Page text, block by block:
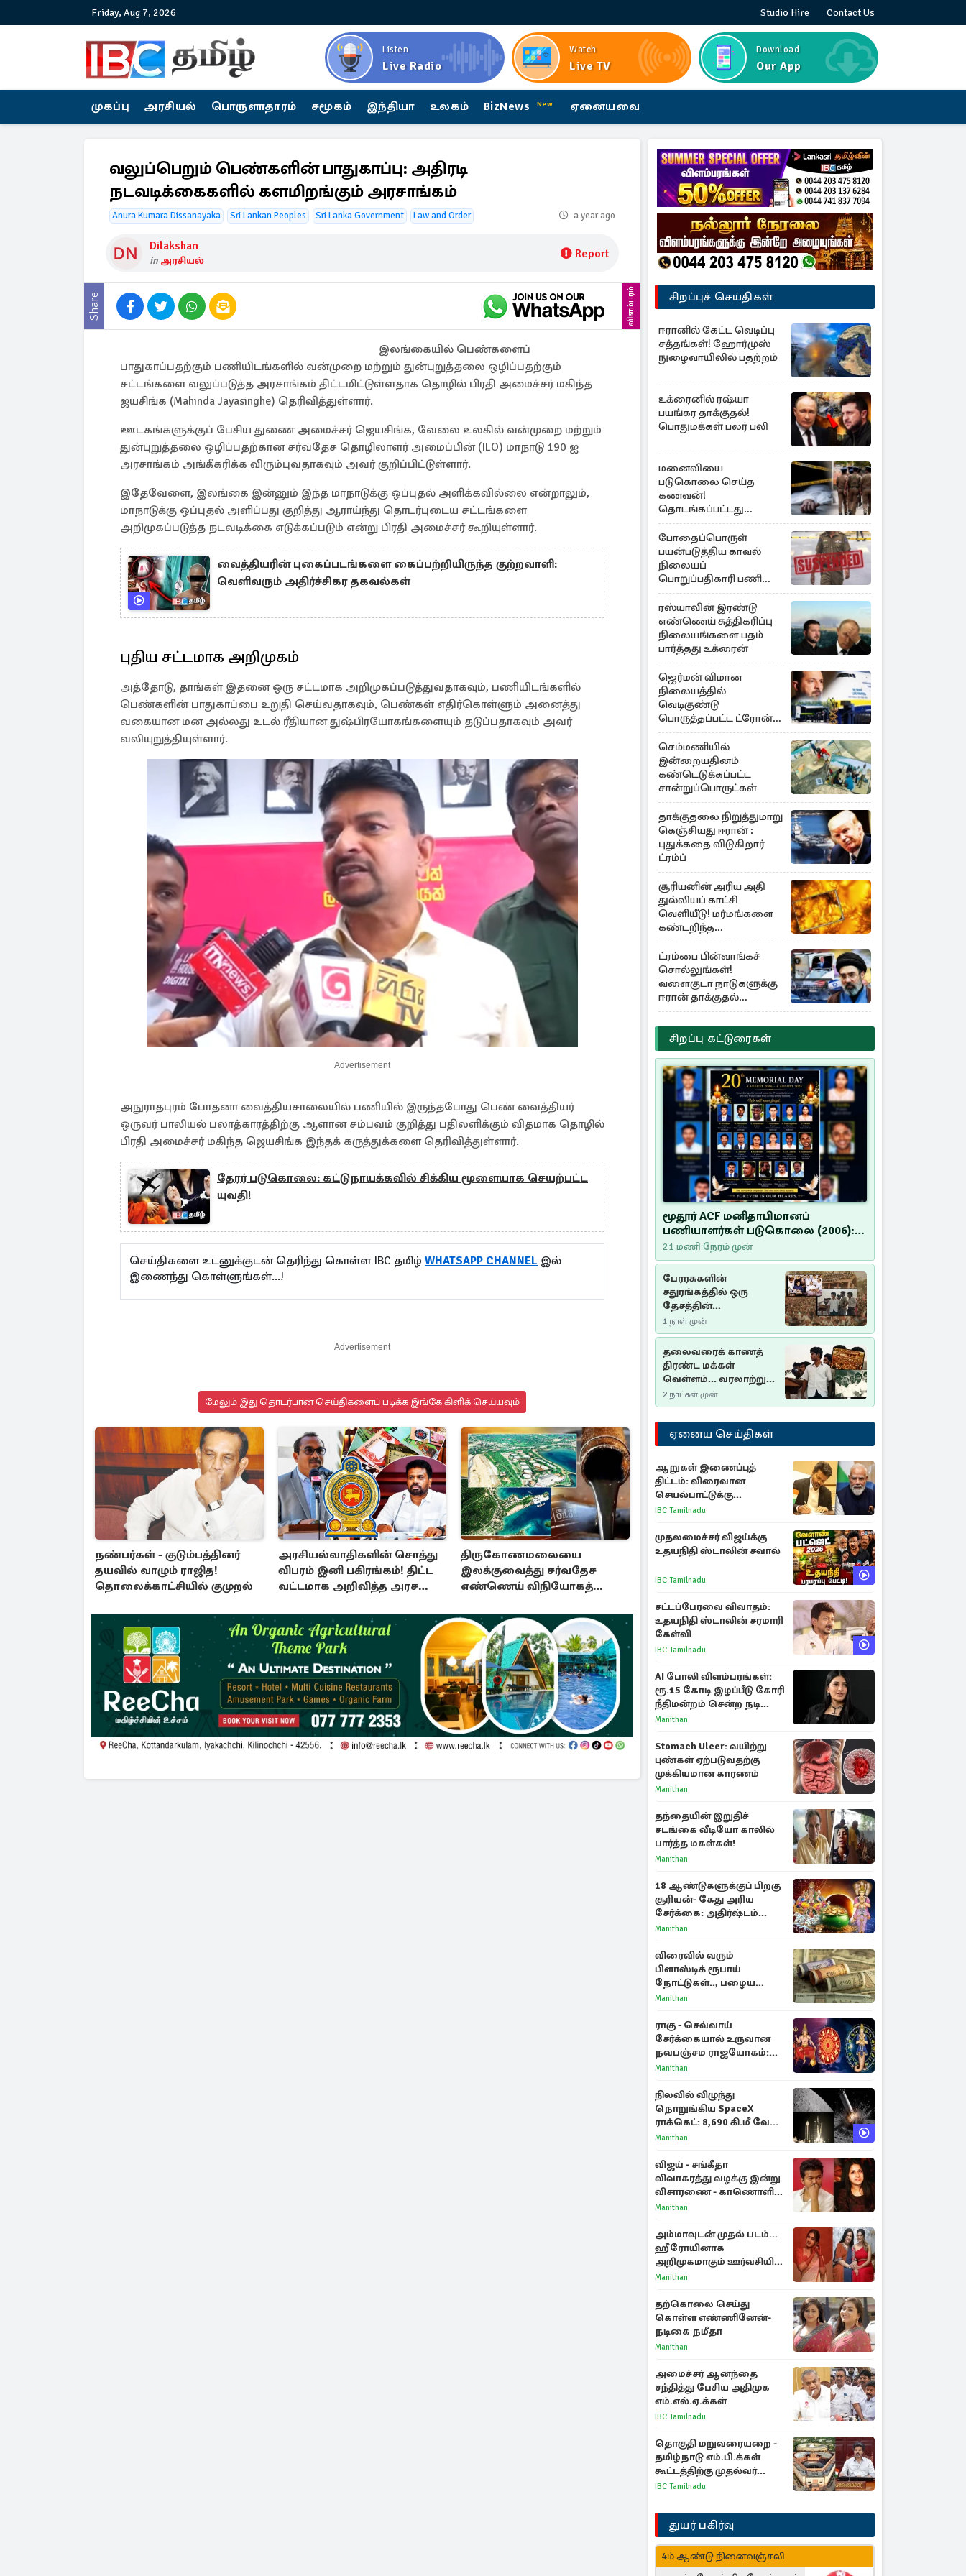
Friday, Aug 7, 2026 Studio Hire Contact Us
Listen
Live Radio
Watch
Live TV
Download
Our App
முகப்பு அரசியல் பொருளாதாரம் சமூகம் இந்தியா உலகம் BizNews New ஏனையவை
வலுப்பெறும் பெண்களின் பாதுகாப்பு: அதிரடி
நடவடிக்கைகளில் களமிறங்கும் அரசாங்கம்
Anura Kumara Dissanayaka Sri Lankan Peoples Sri Lanka Government Law and Order a year ago
Dilakshan
in அரசியல் Report
Share விளம்பரம்
இலங்கையில் பெண்களைப்
பாதுகாப்பதற்கும் பணியிடங்களில் வன்முறை மற்றும் துன்புறுத்தலை ஒழிப்பதற்கும்
சட்டங்களை வலுப்படுத்த அரசாங்கம் திட்டமிட்டுள்ளதாக தொழில் பிரதி அமைச்சர் மகிந்த
ஜயசிங்க (Mahinda Jayasinghe) தெரிவித்துள்ளார்.
ஊடகங்களுக்குப் பேசிய துணை அமைச்சர் ஜெயசிங்க, வேலை உலகில் வன்முறை மற்றும்
துன்புறுத்தலை ஒழிப்பதற்கான சர்வதேச தொழிலாளர் அமைப்பின் (ILO) மாநாடு 190 ஐ
அரசாங்கம் அங்கீகரிக்க விரும்புவதாகவும் அவர் குறிப்பிட்டுள்ளார்.
இதேவேளை, இலங்கை இன்னும் இந்த மாநாடுக்கு ஒப்புதல் அளிக்கவில்லை என்றாலும்,
மாநாடுக்கு ஒப்புதல் அளிப்பது குறித்து ஆராய்ந்து தொடர்புடைய சட்டங்களை
அறிமுகப்படுத்த நடவடிக்கை எடுக்கப்படும் என்று பிரதி அமைச்சர் கூறியுள்ளார்.
வைத்தியரின் புகைப்படங்களை கைப்பற்றியிருந்த குற்றவாளி:
வெளிவரும் அதிர்ச்சிகர தகவல்கள்
புதிய சட்டமாக அறிமுகம்
அத்தோடு, தாங்கள் இதனை ஒரு சட்டமாக அறிமுகப்படுத்துவதாகவும், பணியிடங்களில்
பெண்களின் பாதுகாப்பை உறுதி செய்வதாகவும், பெண்கள் எதிர்கொள்ளும் அனைத்து
வகையான மன அல்லது உடல் ரீதியான துஷ்பிரயோகங்களையும் தடுப்பதாகவும் அவர்
வலியுறுத்தியுள்ளார்.
Advertisement
அநுராதபுரம் போதனா வைத்தியசாலையில் பணியில் இருந்தபோது பெண் வைத்தியர்
ஒருவர் பாலியல் பலாத்காரத்திற்கு ஆளான சம்பவம் குறித்து பதிலளிக்கும் விதமாக தொழில்
பிரதி அமைச்சர் மகிந்த ஜெயசிங்க இந்தக் கருத்துக்களை தெரிவித்துள்ளார்.
தேரர் படுகொலை: கட்டுநாயக்கவில் சிக்கிய மூளையாக செயற்பட்ட
யுவதி!
செய்திகளை உடனுக்குடன் தெரிந்து கொள்ள IBC தமிழ் WHATSAPP CHANNEL இல்
இணைந்து கொள்ளுங்கள்...!
Advertisement
மேலும் இது தொடர்பான செய்திகளைப் படிக்க இங்கே கிளிக் செய்யவும்
நண்பர்கள் - குடும்பத்தினர்
தயவில் வாழும் ராஜித!
தொலைக்காட்சியில் குமுறல்
அரசியல்வாதிகளின் சொத்து
விபரம் இனி பகிரங்கம்! திட்ட
வட்டமாக அறிவித்த அரச
திருகோணமலையை
இலக்குவைத்து சர்வதேச
எண்ணெய் விநியோகத்
சிறப்புச் செய்திகள்
ஈரானில் கேட்ட வெடிப்பு
சத்தங்கள்! ஹோர்முஸ்
நுழைவாயிலில் பதற்றம்
உக்ரைனில் ரஷ்யா
பயங்கர தாக்குதல்!
பொதுமக்கள் பலர் பலி
மனைவியை
படுகொலை செய்த
கணவன்!
தொடங்கப்பட்டது
விசாரணை
போதைப்பொருள்
பயன்படுத்திய காவல்
நிலையப்
பொறுப்பதிகாரி பணி
இடைநீக்கம்
ரஸ்யாவின் இரண்டு
எண்ணெய் சுத்திகரிப்பு
நிலையங்களை பதம்
பார்த்தது உக்ரைன்
ஜெர்மன் விமான
நிலையத்தில்
வெடிகுண்டு
பொருத்தப்பட்ட ட்ரோன்!
தப்பியது உக்ரைன்
விமானம்
செம்மணியில்
இன்றையதினம்
கண்டெடுக்கப்பட்ட
சான்றுப்பொருட்கள்
தாக்குதலை நிறுத்துமாறு
கெஞ்சியது ஈரான் :
புதுக்கதை விடுகிறார்
ட்ரம்ப்
சூரியனின் அரிய அதி
துல்லியப் காட்சி
வெளியீடு! மர்மங்களை
கண்டறிந்த
விஞ்ஞானிகள்
ட்ரம்பை பின்வாங்கச்
சொல்லுங்கள்!
வளைகுடா நாடுகளுக்கு
ஈரான் தாக்குதல்
எச்சரிக்கை
சிறப்பு கட்டுரைகள்
மூதூர் ACF மனிதாபிமானப்
பணியாளர்கள் படுகொலை (2006):
20 ஆண்டுகளாகியும் நீதி
மறுக்கப்பட்ட மனிதாபிமானப்
பேரவலம்
21 மணி நேரம் முன்
பேரரசுகளின்
சதுரங்கத்தில் ஒரு
தேசத்தின்
தீர்க்கதரிசனம் :
சுதுமலை பிரகடனம்
ஒரு வரலாற்றுப் பாடம்
1 நாள் முன்
தலைவரைக் காணத்
திரண்ட மக்கள்
வெள்ளம்... வரலாற்றுச்
சிறப்புமிக்க சுதுமலைப்
பிரகடனம்…
2 நாட்கள் முன்
ஏனைய செய்திகள்
ஆறுகள் இணைப்புத்
திட்டம்: விரைவான
செயல்பாட்டுக்கு
பிரதமருக்கு முதலமைச்சர்
IBC Tamilnadu
முதலமைச்சர் விஜய்க்கு
உதயநிதி ஸ்டாலின் சவால்
IBC Tamilnadu
சட்டப்பேரவை விவாதம்:
உதயநிதி ஸ்டாலின் சரமாரி
கேள்வி
IBC Tamilnadu
AI போலி விளம்பரங்கள்:
ரூ.15 கோடி இழப்பீடு கோரி
நீதிமன்றம் சென்ற நடிகை
ஸ்ருதி ஹாசன்!
Manithan
Stomach Ulcer: வயிற்று
புண்கள் ஏற்படுவதற்கு
முக்கியமான காரணம்
Manithan
தந்தையின் இறுதிச்
சடங்கை வீடியோ காலில்
பார்த்த மகள்கள்!
Manithan
18 ஆண்டுகளுக்குப் பிறகு
சூரியன்- கேது அரிய
சேர்க்கை: அதிர்ஷ்டம்
பெறும் 3 ராசிகள்!
Manithan
விரைவில் வரும்
பிளாஸ்டிக் ரூபாய்
நோட்டுகள்.., பழைய
காகித நோட்டுகள்
Manithan
ராகு - செவ்வாய்
சேர்க்கையால் உருவான
நவபஞ்சம ராஜயோகம்:
அதிர்ஷ்டம் பெறும் 3
Manithan
நிலவில் விழுந்து
நொறுங்கிய SpaceX
ராக்கெட்: 8,690 கி.மீ வேக
மோதலால் உருவான புதிய
Manithan
விஜய் - சங்கீதா
விவாகரத்து வழக்கு இன்று
விசாரணை - காணொளி
மூலம் ஆஜராக வாய்ப்பு
Manithan
அம்மாவுடன் முதல் படம்...
ஹீரோயினாக
அறிமுகமாகும் ஊர்வசியின்
மகள் தேஜலட்சுமி!
Manithan
தற்கொலை செய்து
கொள்ள எண்ணினேன்-
நடிகை நமீதா
Manithan
அமைச்சர் ஆனந்தை
சந்தித்து பேசிய அதிமுக
எம்.எல்.ஏ.க்கள்
IBC Tamilnadu
தொகுதி மறுவரையறை -
தமிழ்நாடு எம்.பி.க்கள்
கூட்டத்திற்கு முதல்வர்
விஜய் அழைப்பு
IBC Tamilnadu
துயர் பகிர்வு
4ம் ஆண்டு நினைவஞ்சலி